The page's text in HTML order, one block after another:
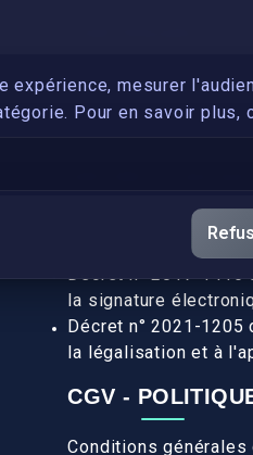
mesurer
Pour en savoir plus,
Devenez
Gubernatis immobilier
Apostille et
pays de l’UE
Décret n° 2017-
la signature
Décret n° 2021-
la légalisation et à
CGV -
Conditions générales